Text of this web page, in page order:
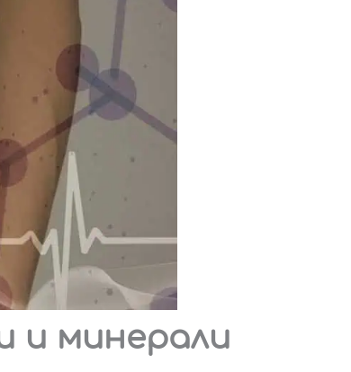
и минерали